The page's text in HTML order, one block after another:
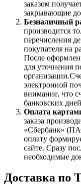
заказом
закрывающие
Безналичный
производится
перечисления
покупателя на
После
для уточнения
электронной
внимание, что
банковских
Оплата
заказа
«Сбербанк»
оплату
сайте. Сразу
необходимые
Доставка по